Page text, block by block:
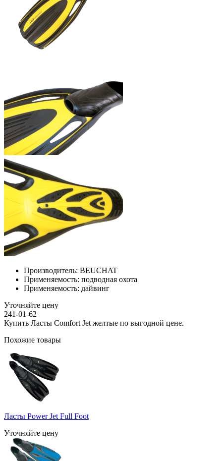
Производитель: BEUCHAT
Применяемость: подводная охота
Применяемость: дайвинг
Уточняйте цену
241-01-62
Купить Ласты Comfort Jet желтые по выгодной цене.
Похожие товары
Ласты Power Jet Full Foot
Уточняйте цену